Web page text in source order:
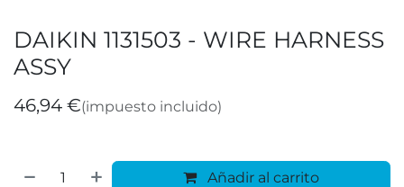
DAIKIN 1131503 - WIRE HARNESS
ASSY
46,94 €(impuesto incluido)
Añadir al carrito